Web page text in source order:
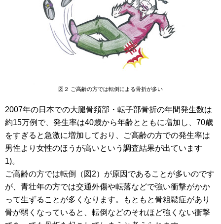
図２ ご高齢の方では転倒による骨折が多い
2007年の日本での大腿骨頚部・転子部骨折の年間発生数は
約15万例で、発生率は40歳から年齢とともに増加し、70歳
をすぎると急激に増加しており、ご高齢の方での発生率は
男性より女性のほうが高いという調査結果が出ています
1)。
ご高齢の方では転倒（図2）が原因であることが多いのです
が、青壮年の方では交通外傷や転落などで強い衝撃がかか
って生ずることが多くなります。もともと骨粗鬆症があり
骨が弱くなっていると、転倒などのそれほど強くない衝撃